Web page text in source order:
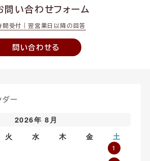
問い合わせフォーム
受付｜翌営業日以降の回答
問い合わせる
ダー
2026年 8月
火 水 木 金 土
1